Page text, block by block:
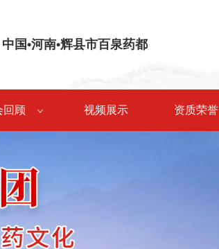
中国•河南•辉县市百泉药都
回顾 视频展示 资质荣誉